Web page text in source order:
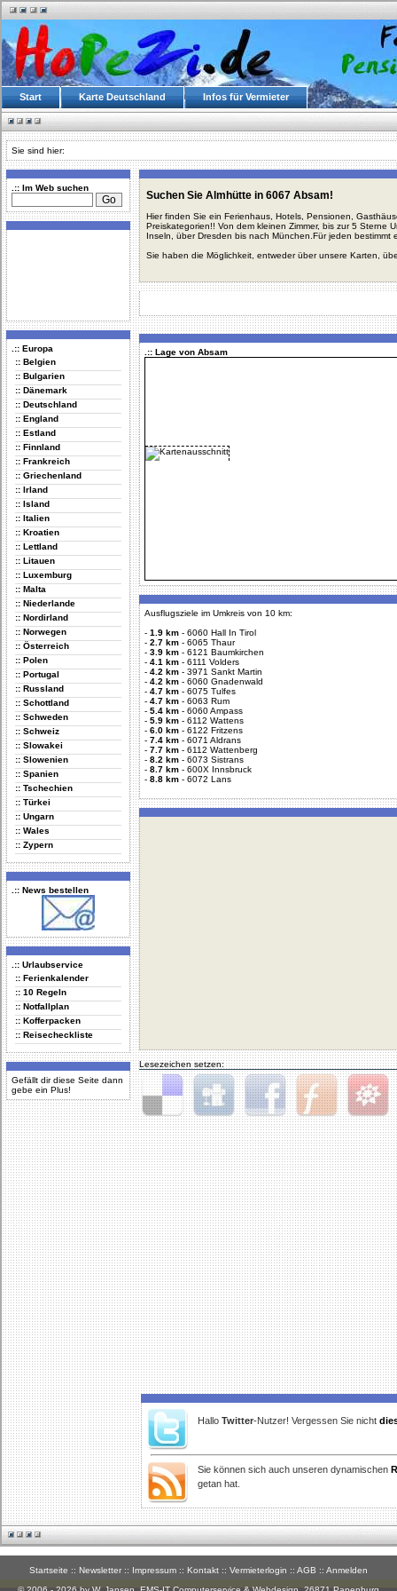
Start Karte Deutschland Infos für Vermieter
Sie sind hier:
.:: Im Web suchen
.:: Europa
:: Belgien
:: Bulgarien
:: Dänemark
:: Deutschland
:: England
:: Estland
:: Finnland
:: Frankreich
:: Griechenland
:: Irland
:: Island
:: Italien
:: Kroatien
:: Lettland
:: Litauen
:: Luxemburg
:: Malta
:: Niederlande
:: Nordirland
:: Norwegen
:: Österreich
:: Polen
:: Portugal
:: Russland
:: Schottland
:: Schweden
:: Schweiz
:: Slowakei
:: Slowenien
:: Spanien
:: Tschechien
:: Türkei
:: Ungarn
:: Wales
:: Zypern
.:: News bestellen
.:: Urlaubservice
:: Ferienkalender
:: 10 Regeln
:: Notfallplan
:: Kofferpacken
:: Reisecheckliste
Gefällt dir diese Seite dann
gebe ein Plus!
Suchen Sie Almhütte in 6067 Absam!
Hier finden Sie ein Ferienhaus, Hotels, Pensionen,
Preiskategorien!! Von dem kleinen Zimmer, bis zur 5 Sterne
Inseln, über Dresden bis nach München.Für jeden bestimmt
Sie haben die Möglichkeit, entweder über unsere Karten,
.:: Lage von Absam
Ausflugsziele im Umkreis von 10 km:
- 1.9 km - 6060 Hall In Tirol
- 2.7 km - 6065 Thaur
- 3.9 km - 6121 Baumkirchen
- 4.1 km - 6111 Volders
- 4.2 km - 3971 Sankt Martin
- 4.2 km - 6060 Gnadenwald
- 4.7 km - 6075 Tulfes
- 4.7 km - 6063 Rum
- 5.4 km - 6060 Ampass
- 5.9 km - 6112 Wattens
- 6.0 km - 6122 Fritzens
- 7.4 km - 6071 Aldrans
- 7.7 km - 6112 Wattenberg
- 8.2 km - 6073 Sistrans
- 8.7 km - 600X Innsbruck
- 8.8 km - 6072 Lans
Lesezeichen setzen:
Delicious Digg Facebook Furl StudiVZ
Hallo Twitter-Nutzer! Vergessen Sie nicht
Sie können sich auch unseren dynamischen
getan hat.
Startseite :: Newsletter :: Impressum :: Kontakt :: Vermieterlogin :: AGB :: Anmelden